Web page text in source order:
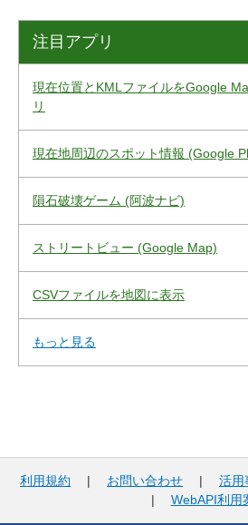
注目アプリ
現在位置とKMLファイルをGoogle
リ
現在地周辺のスポット情報 (Google
隕石破壊ゲーム (阿波ナビ)
ストリートビュー (Google Map)
CSVファイルを地図に表示
もっと見る
利用規約 | お問い合わせ | 活用
| WebAPI利用